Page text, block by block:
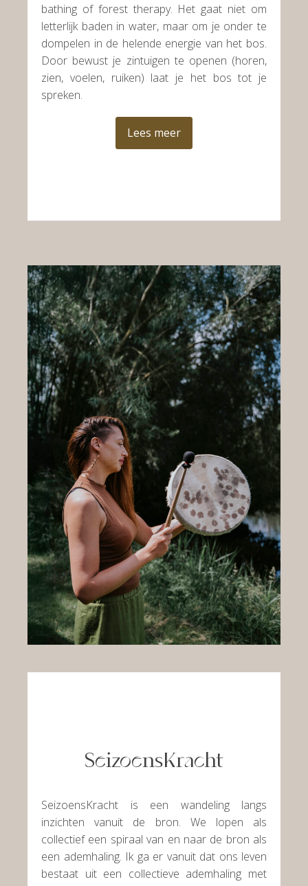
bathing of forest therapy. Het gaat niet om
letterlijk baden in water, maar om je onder te
dompelen in de helende energie van het bos.
Door bewust je zintuigen te openen (horen,
zien, voelen, ruiken) laat je het bos tot je
spreken.
Lees meer
SeizoensKracht
SeizoensKracht is een wandeling langs
inzichten vanuit de bron. We lopen als
collectief een spiraal van en naar de bron als
een ademhaling. Ik ga er vanuit dat ons leven
bestaat uit een collectieve ademhaling met